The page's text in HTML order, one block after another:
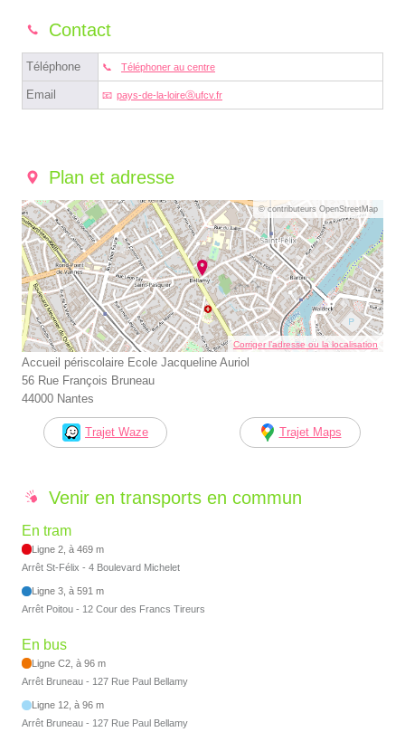
Contact
Téléphone Téléphoner au centre
Email pays-de-la-loireⓐufcv.fr
Plan et adresse
© contributeurs OpenStreetMap
Corriger l’adresse ou la localisation
Accueil périscolaire Ecole Jacqueline Auriol
56 Rue François Bruneau
44000 Nantes
Trajet Waze Trajet Maps
Venir en transports en commun
En tram
Ligne 2, à 469 m
Arrêt St-Félix - 4 Boulevard Michelet
Ligne 3, à 591 m
Arrêt Poitou - 12 Cour des Francs Tireurs
En bus
Ligne C2, à 96 m
Arrêt Bruneau - 127 Rue Paul Bellamy
Ligne 12, à 96 m
Arrêt Bruneau - 127 Rue Paul Bellamy